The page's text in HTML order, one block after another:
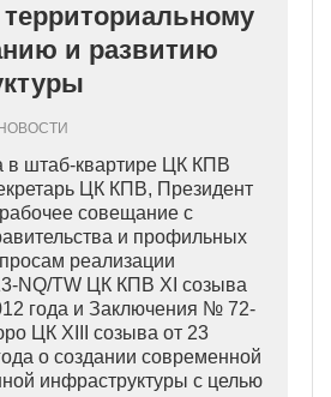
и развитию
НОВОСТИ
в штаб-квартире ЦК КПВ
ЦК КПВ, Президент
совещание с
и профильных
реализации
NQ/TW ЦК КПВ XI созыва
года и Заключения № 72-
ЦК XIII созыва от 23
о создании современной
инфраструктуры с целью